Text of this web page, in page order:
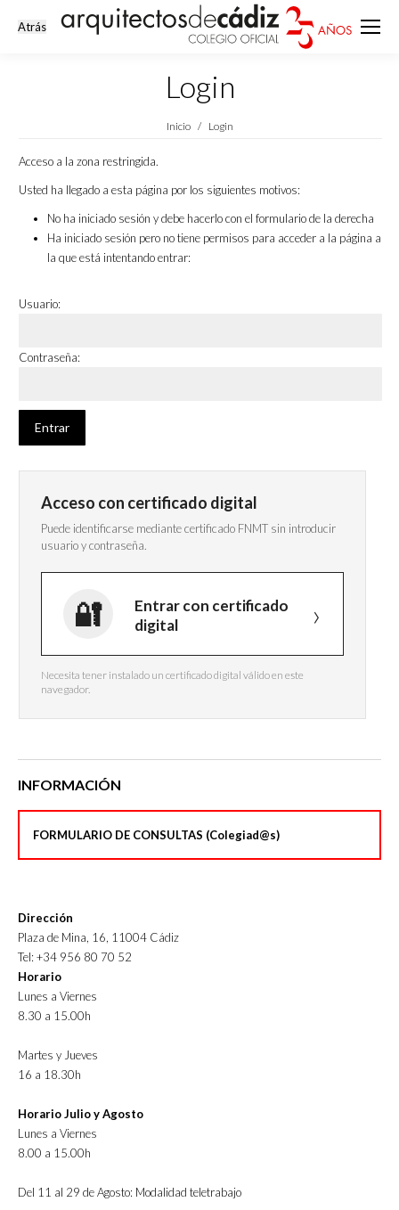
Login
Estás aquí:
Inicio Login
Acceso a la zona restringida.
Usted ha llegado a esta página por los siguientes motivos:
No ha iniciado sesión y debe hacerlo con el formulario de la derecha
Ha iniciado sesión pero no tiene permisos para acceder a la página a
la que está intentando entrar:
Usuario:
Contraseña:
Acceso con certificado digital
Puede identificarse mediante certificado FNMT sin introducir
usuario y contraseña.
Entrar con certificado
digital
Necesita tener instalado un certificado digital válido en este
navegador.
INFORMACIÓN
FORMULARIO DE CONSULTAS (Colegiad@s)
Dirección
Plaza de Mina, 16, 11004 Cádiz
Tel: +34 956 80 70 52
Horario
Lunes a Viernes
8.30 a 15.00h
Martes y Jueves
16 a 18.30h
Horario Julio y Agosto
Lunes a Viernes
8.00 a 15.00h
Del 11 al 29 de Agosto: Modalidad teletrabajo